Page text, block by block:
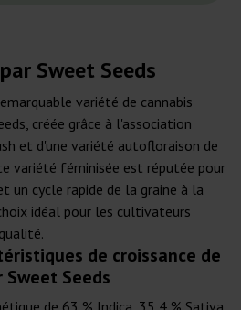
Sweet Seeds
variété de cannabis
créée grâce à l'association
et d'une variété autofloraison de
variété féminisée est réputée pour
un cycle rapide de la graine à la
idéal pour les cultivateurs
de croissance de
Seeds